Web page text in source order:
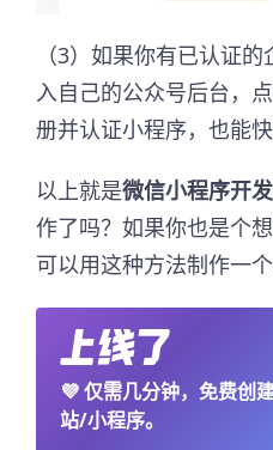
（3）如果你有已认证
入自己的公众号后台，
册并认证小程序，也能快
以上就是微信小程序开
作了吗？如果你也是个
可以用这种方法制作一个
💜仅需几分钟，免费创
站/小程序。